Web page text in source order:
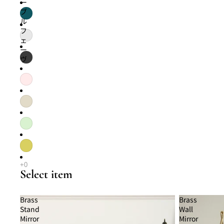
ブ
ル
フ
ェ
ー
ヴ
Select item
Brass
Stand
Mirror
Brass
Wall
Mirror